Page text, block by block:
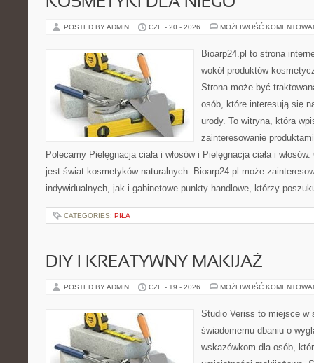
POSTED BY ADMIN CZE - 20 - 2026 MOŻLIWOŚĆ
Bioarp24.pl to strona
wokół produktów
Strona może być
osób, które interesują się
urody. To witryna, która
zainteresowanie
Polecamy Pielęgnacja ciała i włosów i Pielęgnacja ciała i
jest świat kosmetyków naturalnych. Bioarp24.pl może
indywidualnych, jak i gabinetowe punkty handlowe, którzy
CATEGORIES: PIŁA
DIY I KREATYWNY MAKIJAŻ
POSTED BY ADMIN CZE - 19 - 2026 MOŻLIWOŚĆ
Studio Veriss to miejsce w
świadomemu dbaniu o
wskazówkom dla osób,